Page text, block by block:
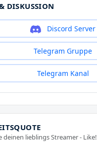
DISKUSSION
Discord Server
Telegram Gruppe
Telegram Kanal
deinen lieblings Streamer - Like!